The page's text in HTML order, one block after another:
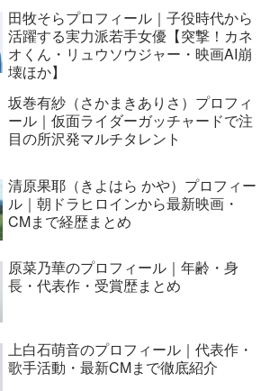
田牧そらプロフィール｜子役時代から
活躍する実力派若手女優【突撃！カネ
オくん・リュウソウジャー・映画AI崩
壊ほか】
坂巻有紗（さかまきありさ）プロフィ
ール｜仮面ライダーガッチャードで注
目の所沢発マルチタレント
清原果耶（きよはら かや）プロフィー
ル｜朝ドラヒロインから最新映画・
CMまで経歴まとめ
原菜乃華のプロフィール｜年齢・身
長・代表作・受賞歴まとめ
上白石萌音のプロフィール｜代表作・
歌手活動・最新CMまで徹底紹介